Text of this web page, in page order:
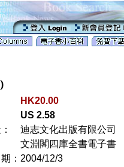
HK20.00
US 2.58
迪志文化出版有限公司
文淵閣四庫全書電子書
： 2004/12/3